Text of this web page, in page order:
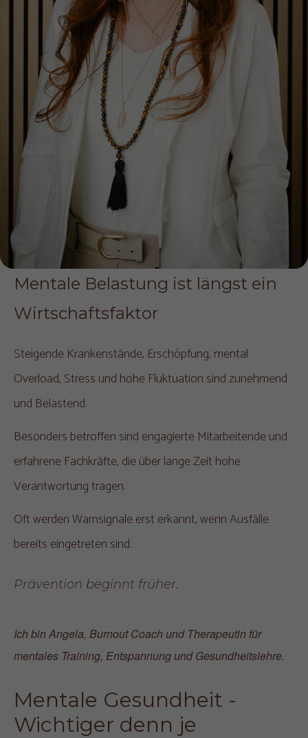
Mentale Belastung ist längst ein
Wirtschaftsfaktor
Steigende Krankenstände, Erschöpfung, mental
Overload, Stress und hohe Fluktuation sind zunehmend
und Belastend.
Besonders betroffen sind engagierte Mitarbeitende und
erfahrene Fachkräfte, die über lange Zeit hohe
Verantwortung tragen.
Oft werden Warnsignale erst erkannt, wenn Ausfälle
bereits eingetreten sind.
Prävention beginnt früher.
Ich bin Angela, Burnout Coach und Therapeutin für
mentales Training, Entspannung und Gesundheitslehre.
Mentale Gesundheit -
Wichtiger denn je